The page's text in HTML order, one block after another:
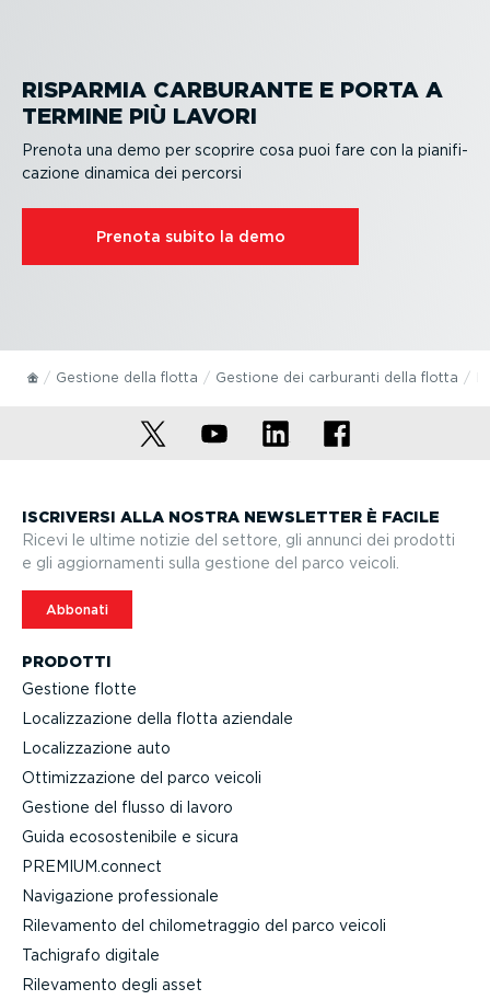
RISPARMIA CARBURANTE E PORTA A
TERMINE PIÙ LAVORI
Prenota una demo per scoprire cosa puoi fare con la piani­fi­
ca­zione dinamica dei percorsi
Prenota subito la demo
Gestione della flotta Gestione dei carburanti della flotta
PRODOTTI
Gestione flotte
Localiz­za­zione della flotta aziendale
Localiz­za­zione auto
Ottimiz­za­zione del parco veicoli
Gestione del flusso di lavoro
Guida ecoso­ste­nibile e sicura
PREMIUM.connect
Navigazione profes­sionale
Rilevamento del chilo­me­traggio del parco veicoli
Tachigrafo digitale
Rilevamento degli asset
ISCRIVERSI ALLA NOSTRA NEWSLETTER È FACILE
Ricevi le ultime notizie del settore, gli annunci dei prodotti
e gli aggior­na­menti sulla gestione del parco veicoli.
Abbonati